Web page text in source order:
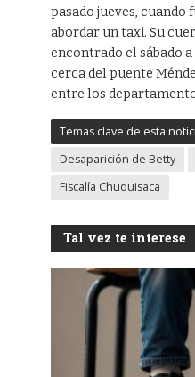
pasado jueves,
abordar un taxi. Su
encontrado el sábado
cerca del puente
entre los
Temas clave de esta
Desaparición de Betty
Fiscalía Chuquisaca
Tal vez te interese